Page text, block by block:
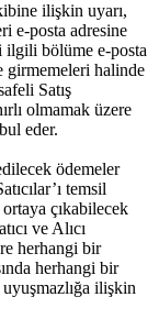
ilişkin uyarı,
e-posta adresine
ilgili bölüme e-posta
girmemeleri halinde
Satış
olmamak üzere
eder.
ödemeler
temsil
ortaya çıkabilecek
ve Alıcı
herhangi bir
herhangi bir
ilişkin